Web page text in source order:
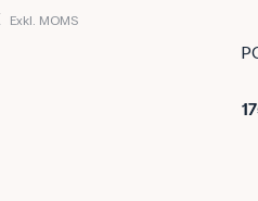
Exkl. MOMS